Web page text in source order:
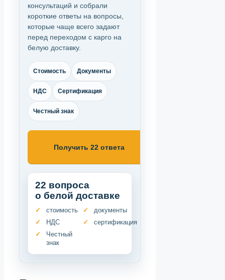
консультаций и собрали
короткие ответы на вопросы,
которые чаще всего задают
перед переходом с карго на
белую доставку.
Стоимость Документы
НДС Сертификация
Честный знак
Получить 22 ответа
22 вопроса
о белой доставке
стоимость
документы
НДС
сертификация
Честный
знак